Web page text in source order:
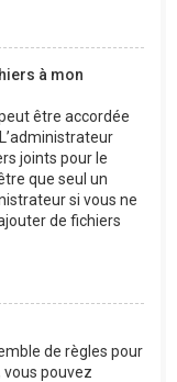
à mon
être accordée
joints pour le
que seul un
si vous ne
de fichiers
de règles pour
vous pouvez